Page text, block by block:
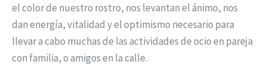
el color de nuestro rostro, nos levantan el ánimo, nos
dan energía, vitalidad y el optimismo necesario para
llevar a cabo muchas de las actividades de ocio en pareja
con familia, o amigos en la calle.